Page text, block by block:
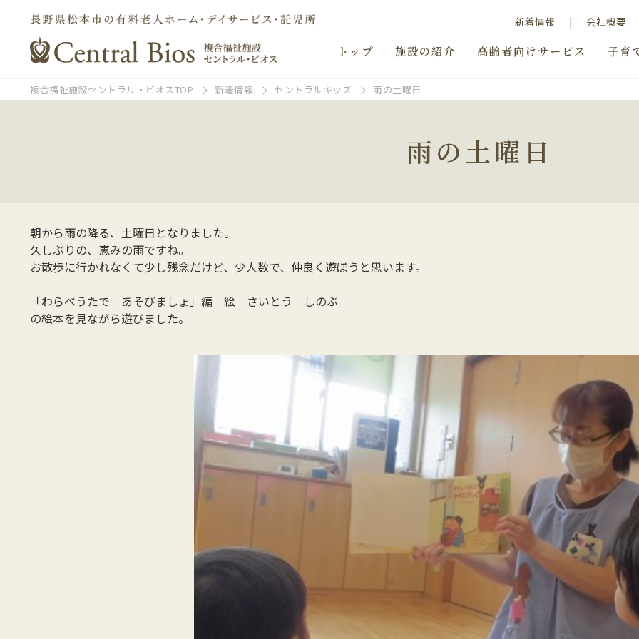
新着情報 会社概要
トップ 施設の紹介 高齢者向けサービス 子育
複合福祉施設セントラル・ビオスTOP 新着情報 セントラルキッズ 雨の土曜日
雨の土曜日
朝から雨の降る、土曜日となりました。
久しぶりの、恵みの雨ですね。
お散歩に行かれなくて少し残念だけど、少人数で、仲良く遊ぼうと思います。
「わらべうたで あそびましょ」編 絵 さいとう しのぶ
の絵本を見ながら遊びました。